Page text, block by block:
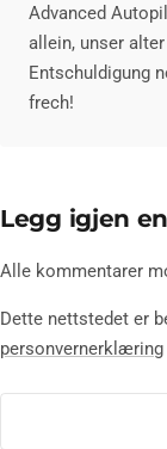
Advanced
allein, unser
Entschuldigung
frech!
Legg igjen
Alle kommentarer
Dette nettstedet er
personvernerklæring